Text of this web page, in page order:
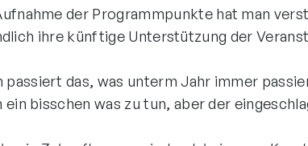
der Programmpunkte hat man
ihre künftige Unterstützung der
das, was unterm Jahr immer
bisschen was zu tun, aber der